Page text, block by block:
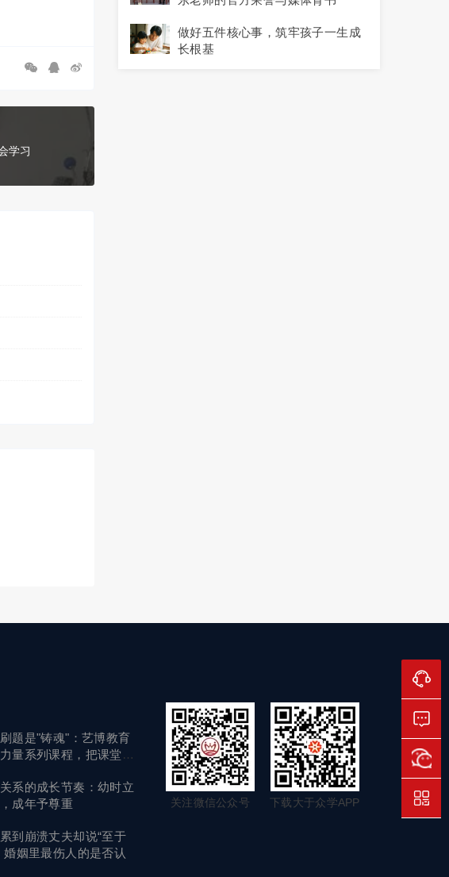
学习
做好五件核心事，筑牢孩子一生成
长根基
题是"铸魂"：艺博教育
量系列课程，把课堂搬
系的成长节奏：幼时立
成年予尊重
到崩溃丈夫却说“至于
婚姻里最伤人的是否认
关注微信公众号 下载大于众学APP